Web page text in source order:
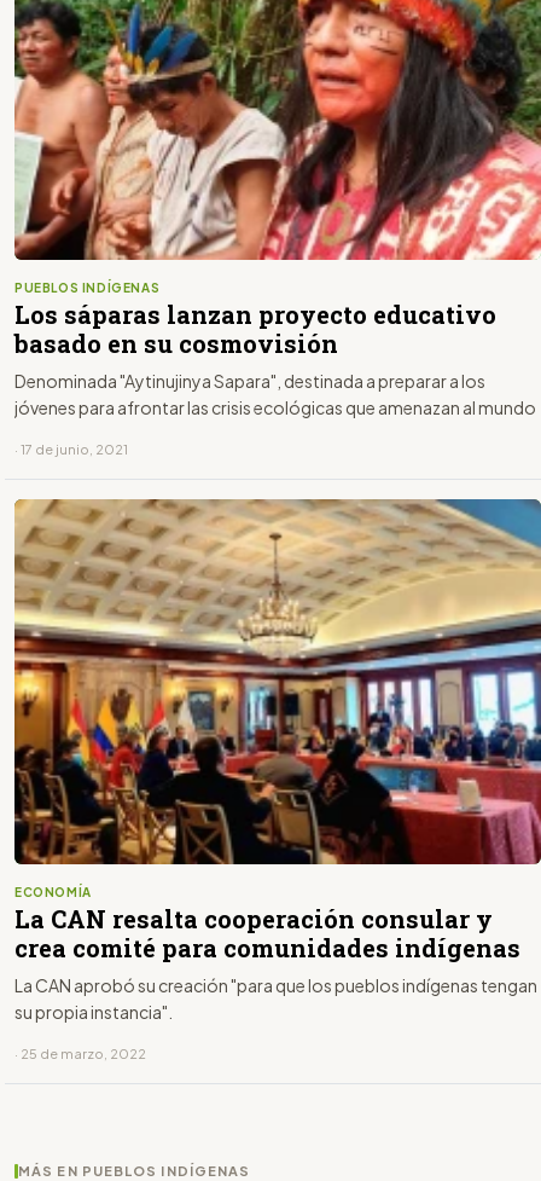
PUEBLOS INDÍGENAS
Los sáparas lanzan proyecto educativo
basado en su cosmovisión
Denominada "Aytinujinya Sapara", destinada a preparar a los
jóvenes para afrontar las crisis ecológicas que amenazan al mundo
· 17 de junio, 2021
ECONOMÍA
La CAN resalta cooperación consular y
crea comité para comunidades indígenas
La CAN aprobó su creación "para que los pueblos indígenas tengan
su propia instancia".
· 25 de marzo, 2022
MÁS EN PUEBLOS INDÍGENAS